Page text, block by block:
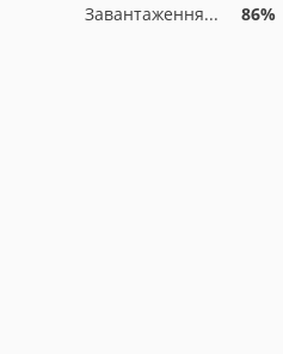
Завантаження... 86%